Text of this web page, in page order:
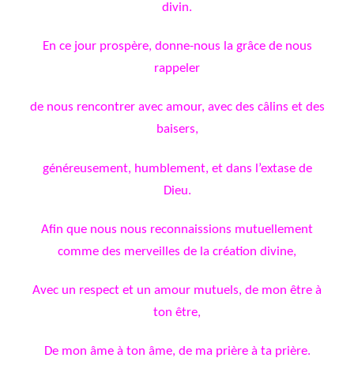
divin.
En ce jour prospère, donne-nous la grâce de nous
rappeler
de nous rencontrer avec amour, avec des câlins et des
baisers,
généreusement, humblement, et dans l’extase de
Dieu.
Afin que nous nous reconnaissions mutuellement
comme des merveilles de la création divine,
Avec un respect et un amour mutuels, de mon être à
ton être,
De mon âme à ton âme, de ma prière à ta prière.